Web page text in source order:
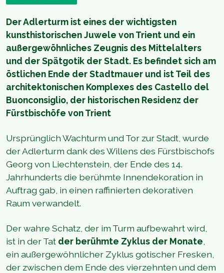
Der Adlerturm ist eines der wichtigsten
kunsthistorischen Juwele von Trient und ein
außergewöhnliches Zeugnis des Mittelalters
und der Spätgotik der Stadt. Es befindet sich am
östlichen Ende der Stadtmauer und ist Teil des
architektonischen Komplexes des Castello del
Buonconsiglio, der historischen Residenz der
Fürstbischöfe von Trient
Ursprünglich Wachturm und Tor zur Stadt, wurde
der Adlerturm dank des Willens des Fürstbischofs
Georg von Liechtenstein, der Ende des 14.
Jahrhunderts die berühmte Innendekoration in
Auftrag gab, in einen raffinierten dekorativen
Raum verwandelt.
Der wahre Schatz, der im Turm aufbewahrt wird,
ist in der Tat der berühmte Zyklus der Monate
ein außergewöhnlicher Zyklus gotischer Fresken,
der zwischen dem Ende des vierzehnten und dem